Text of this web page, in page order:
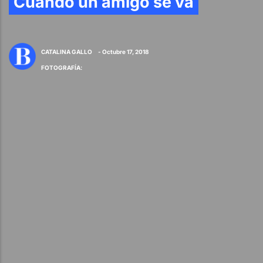
CATALINA GALLO - Octubre 17, 2018
FOTOGRAFÍA: